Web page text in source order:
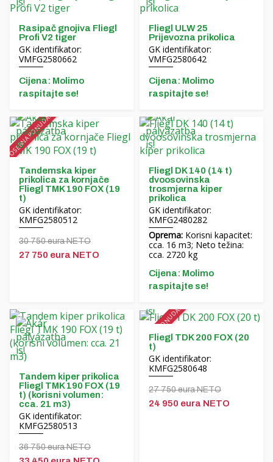
MORENI roto drljače
Alati Quivogne
LETÁK-LEKO strojevi za zemljane radove
Ostali pribor
Karijera
O nama
Blog
English
Magyar
Deutsch
Română
Čeština
Nederlands
Français
Русский
српски
Rasipač gnojiva Fliegl
Profi V2 tiger
GK identifikator:
VMFG2580662
Cijena: Molimo
raspitajte se!
Fliegl ULW 25
Prijevozna prikolica
GK identifikator:
VMFG2580642
Cijena: Molimo
raspitajte se!
POSEBNA PONUDA!
Tandemska kiper
prikolica za kornjače
Fliegl TMK 190 FOX (19
t)
GK identifikator:
KMFG2580512
30 750 eura NETO
27 750 eura NETO
Fliegl DK 140 (14 t)
dvoosovinska
trosmjerna kiper
prikolica
GK identifikator:
KMFG2480282
Oprema: Korisni kapacitet:
cca. 16 m3; Neto težina:
cca. 2720 ​​kg
Cijena: Molimo
raspitajte se!
Tandem kiper prikolica
Fliegl TMK 190 FOX (19
t) (korisni volumen:
cca. 21 m3)
GK identifikator:
KMFG2580513
36 750 eura NETO
POSEBNA PONUDA!
Fliegl TDK 200 FOX (20
t)
GK identifikator:
KMFG2580648
27 750 eura NETO
24 950 eura NETO